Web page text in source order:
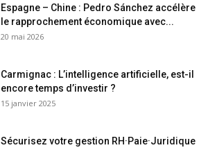
Espagne – Chine : Pedro Sánchez accélère
le rapprochement économique avec...
20 mai 2026
Carmignac : L’intelligence artificielle, est-il
encore temps d’investir ?
15 janvier 2025
Sécurisez votre gestion RH·Paie·Juridique